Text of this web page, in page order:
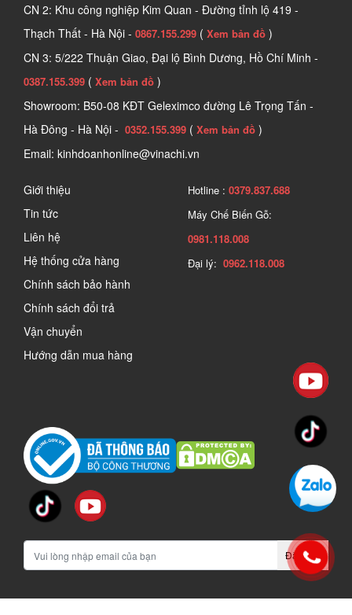
CN 2: Khu công nghiệp Kim Quan - Đường tỉnh lộ 419 -
Thạch Thất - Hà Nội - 0867.155.299 ( Xem bản đồ )
CN 3: 5/222 Thuận Giao, Đại lộ Bình Dương, Hồ Chí Minh -
0387.155.399 ( Xem bản đồ )
Showroom: B50-08 KĐT Geleximco đường Lê Trọng Tấn -
Hà Đông - Hà Nội - 0352.155.399 ( Xem bản đồ )
Email: kinhdoanhonline@vinachi.vn
Giới thiệu
Tin tức
Liên hệ
Hệ thống cửa hàng
Chính sách bảo hành
Chính sách đổi trả
Vận chuyển
Hướng dẫn mua hàng
Hotline : 0379.837.688
Máy Chế Biến Gỗ:
0981.118.008
Đại lý: 0962.118.008
Đăng ký